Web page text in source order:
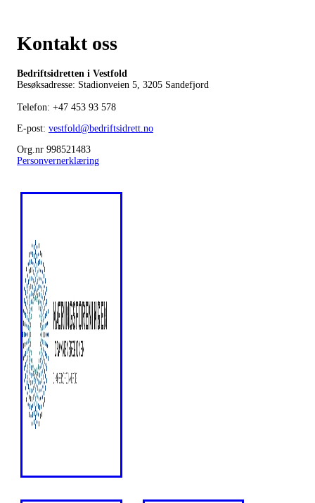
Kontakt oss
Bedriftsidretten i Vestfold
Besøksadresse: Stadionveien 5, 3205 Sandefjord
Telefon: +47 453 93 578
E-post: vestfold@bedriftsidrett.no
Org.nr 998521483
Personvernerklæring